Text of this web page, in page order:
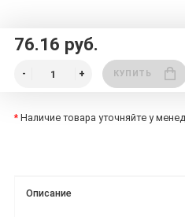
76.16 руб.
КУПИТЬ
* Наличие товара уточняйте у
Описание